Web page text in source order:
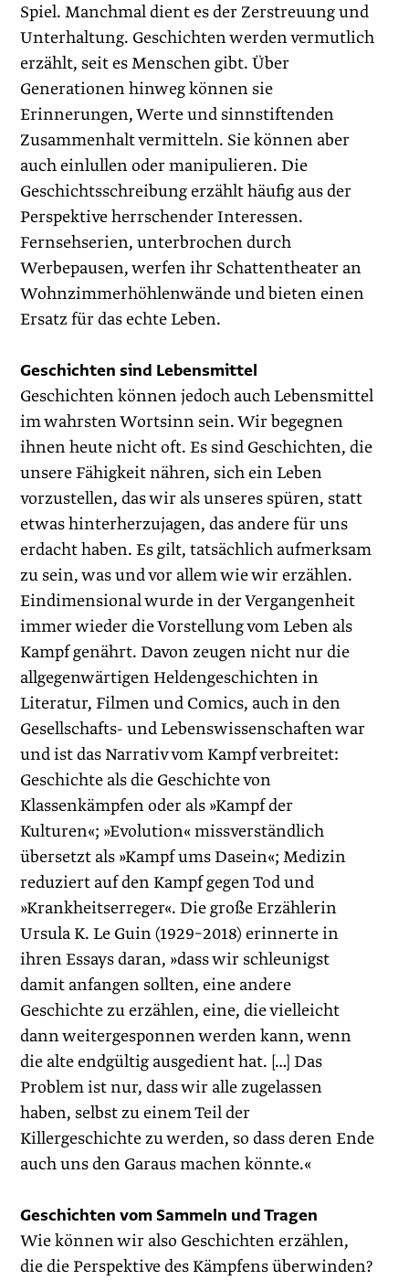
Spiel. Manchmal dient es der Zerstreuung und
Unterhaltung. Geschichten werden vermutlich
erzählt, seit es Menschen gibt. Über
Generationen hinweg können sie
Erinnerungen, Werte und sinnstiftenden
Zusammenhalt vermitteln. Sie können aber
auch einlullen oder manipulieren. Die
Geschichtsschreibung erzählt häufig aus der
Perspektive herrschender Interessen.
Fernsehserien, unterbrochen durch
Werbepausen, werfen ihr Schattentheater an
Wohnzimmerhöhlenwände und bieten einen
Ersatz für das echte Leben.
Geschichten sind Lebensmittel
Geschichten können jedoch auch Lebensmittel
im wahrsten Wortsinn sein. Wir begegnen
ihnen heute nicht oft. Es sind Geschichten, die
unsere Fähigkeit nähren, sich ein Leben
vorzustellen, das wir als unseres spüren, statt
etwas hinterherzujagen, das andere für uns
erdacht haben. Es gilt, tatsächlich aufmerksam
zu sein, was und vor allem wie wir erzählen.
Eindimensional wurde in der Vergangenheit
immer wieder die Vorstellung vom Leben als
Kampf genährt. Davon zeugen nicht nur die
allgegenwärtigen Heldengeschichten in
Literatur, Filmen und Comics, auch in den
Gesellschafts- und Lebenswissenschaften war
und ist das Narrativ vom Kampf verbreitet:
Geschichte als die Geschichte von
Klassenkämpfen oder als »Kampf der
Kulturen«; »Evolution« missverständlich
übersetzt als »Kampf ums Dasein«; Medizin
reduziert auf den Kampf gegen Tod und
»Krankheitserreger«. Die große Erzählerin
Ursula K. Le Guin (1929–2018) erinnerte in
ihren Essays daran, »dass wir ­schleunigst
damit anfangen sollten, eine andere
Geschichte zu erzählen, eine, die vielleicht
dann weitergesponnen werden kann, wenn
die alte endgültig ausgedient hat. […] Das
Problem ist nur, dass wir alle zugelassen
haben, selbst zu einem Teil der
Killergeschichte zu werden, so dass deren Ende
auch uns den Garaus machen könnte.«
Geschichten vom Sammeln und Tragen
Wie können wir also Geschichten erzählen,
die die Perspektive des Kämpfens überwinden?